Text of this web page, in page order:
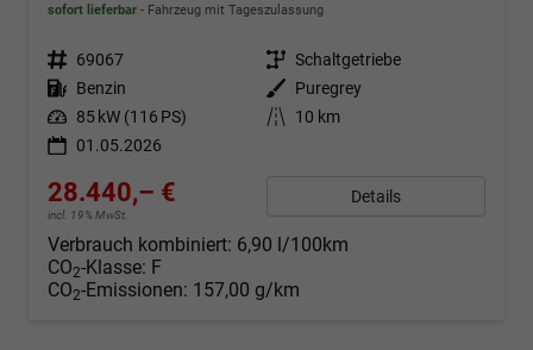
sofort lieferbar Fahrzeug mit Tageszulassung
Fahrzeugnr. 69067 Getriebe Schaltgetriebe
Kraftstoff Benzin Außenfarbe
Puregrey
Leistung 85 kW (116 PS) Kilometerstand
10 km
01.05.2026
28.440,– €
incl. 19% MwSt.
Details
Verbrauch kombiniert: 6,90 l/100km
CO2-Klasse: F
CO2-Emissionen: 157,00 g/km